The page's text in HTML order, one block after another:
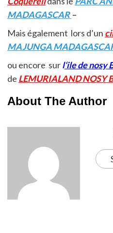
MADAGASCAR–
Mais également lors d’un
MAJUNGA
ou encore surl‘ile de nosy
de LEMURIALAND NOSY
About The Author